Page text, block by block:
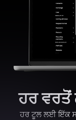
ਹਰ ਵਰਤੋਂ
ਹਰ ਟੂਲ ਲਈ ਇੱਕ